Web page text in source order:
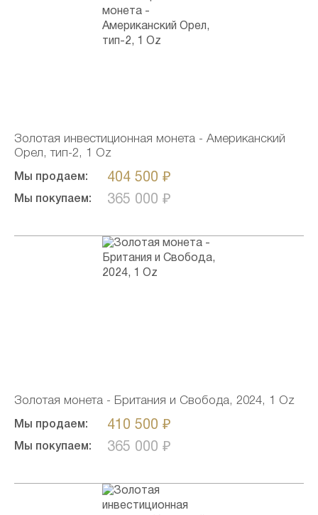
Золотая инвестиционная монета - Американский
Орел, тип-2, 1 Oz
Мы продаем: 404 500 ₽
Мы покупаем: 365 000 ₽
Золотая монета - Британия и Свобода, 2024, 1 Oz
Мы продаем: 410 500 ₽
Мы покупаем: 365 000 ₽